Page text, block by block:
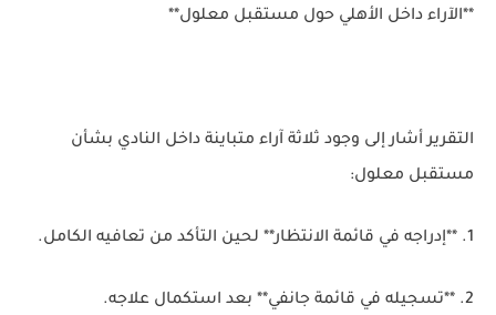
**الآراء داخل الأهلي حول مستقبل معلول**
التقرير أشار إلى وجود ثلاثة آراء متباينة داخل النادي بشأن
مستقبل معلول:
1. **إدراجه في قائمة الانتظار** لحين التأكد من تعافيه الكامل.
2. **تسجيله في قائمة جانفي** بعد استكمال علاجه.